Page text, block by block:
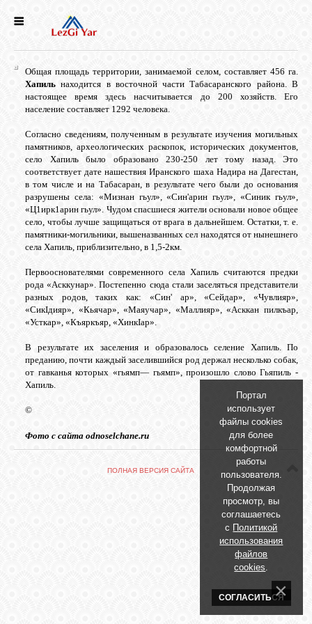
СЕЛА
ГОЛОС
ЛЕЗГИН
НАРОДЫ
БИБЛИОТЕКА
Общая площадь территории, занимаемой селом, составляет 456 га.
Хапиль находится в восточной части Табасаранского района. В
настоящее время здесь насчитывается до 200 хозяйств. Его
население составляет 1292 человека.
Согласно сведениям, полученным в результате изучения могильных
памятников, археологических раскопок, исторических документов,
село Хапиль было образовано 230-250 лет тому назад. Это
соответствует дате нашествия Иранского шаха Надира на Дагестан,
в том числе и на Табасаран, в результате чего были до основания
разрушены села: «Мизнан гьул», «Син'арин гьул», «Синик гьул»,
«Ц1ирк1арин гьул». Чудом спасшиеся жители основали новое общее
село, чтобы лучше защищаться от врага в дальнейшем. Остатки, т. е.
памятники-могильники, вышеназванных сел находятся от нынешнего
села Хапиль, приблизительно, в 1,5-2км.
Первооснователями современного села Хапиль считаются предки
рода «Асккунар». Постепенно сюда стали заселяться представители
разных родов, таких как: «Син' ар», «Сейдар», «Чувлияр»,
«СикIдияр», «Кьячар», «Маяучар», «Маллияр», «Асккан пилкъар,
«Усткар», «Къяркъяр, «ХинкIар».
В результате их заселения и образовалось селение Хапиль. По
преданию, почти каждый заселившийся род держал несколько собак,
от гавканья которых «гьямп— гьямп», произошло слово Гьяпиль -
Хапиль.
©
Фото с сайта odnoselchane.ru
ПОЛНАЯ ВЕРСИЯ САЙТА
Портал
использует
файлы cookies
для более
комфортной
работы
пользователя.
Продолжая
просмотр, вы
соглашаетесь
с Политикой
использования
файлов
cookies
СОГЛАСИТЬСЯ